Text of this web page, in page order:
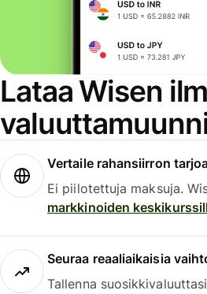
Lataa Wisen
Vertaile rahansiirron
Ei piilotettuja maksuja.
markkinoiden
Seuraa reaaliaikaisia
Tallenna